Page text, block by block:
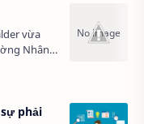
vừa
Nhân
lại
để có…
phải